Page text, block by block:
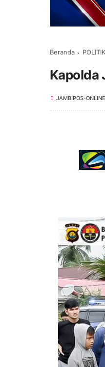
Beranda POLITIK
Kapolda
JAMBIPOS-ONLINE